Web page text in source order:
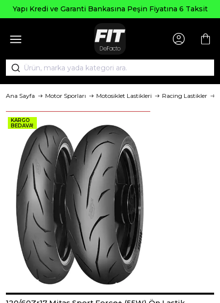
Kredi ve Garanti Bankasına Peşin Fiyatına 6 Taksit
Ana Sayfa Motor Sporları Motosiklet Lastikleri Racing Lastikler
KARGO
BEDAVA!